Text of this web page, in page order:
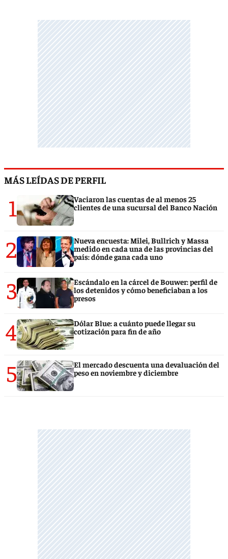
MÁS LEÍDAS DE PERFIL
1
Vaciaron las cuentas de al menos 25
clientes de una sucursal del Banco Nación
2
Nueva encuesta: Milei, Bullrich y Massa
medido en cada una de las provincias del
país: dónde gana cada uno
3
Escándalo en la cárcel de Bouwer: perfil de
los detenidos y cómo beneficiaban a los
presos
4
Dólar Blue: a cuánto puede llegar su
cotización para fin de año
5
El mercado descuenta una devaluación del
peso en noviembre y diciembre